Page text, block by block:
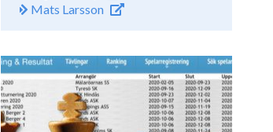
Mats Larsson